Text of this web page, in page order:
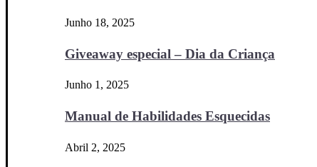
Junho 18, 2025
Giveaway especial – Dia da Criança
Junho 1, 2025
Manual de Habilidades Esquecidas
Abril 2, 2025